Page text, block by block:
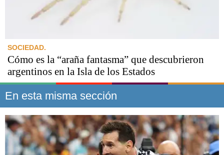
SOCIEDAD.
Cómo es la “araña fantasma” que descubrieron
argentinos en la Isla de los Estados
En esta misma sección